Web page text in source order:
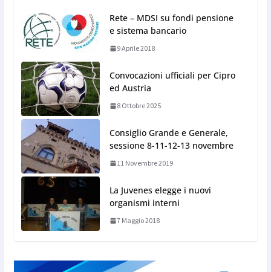
Rete – MDSI su fondi pensione
e sistema bancario
9 Aprile 2018
Convocazioni ufficiali per Cipro
ed Austria
8 Ottobre 2025
Consiglio Grande e Generale,
sessione 8-11-12-13 novembre
11 Novembre 2019
La Juvenes elegge i nuovi
organismi interni
7 Maggio 2018